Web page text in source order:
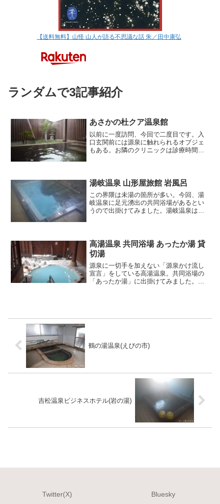
【送料無料】山怪 山人が語る不思議な話 朱／田中康弘
ランダムで3記事紹介
あさかの杜クア温泉館
以前に一度訪問、今回で二度目です。入
口玄関前には源泉に触れられるオブジェ
もある。お隣のクリニックは診療時間
いて一つは普通浴、もう片...
湯岐温泉 山形屋旅館 岩風呂
この界隈は未湯の箇所が多い。今回、湯
岐温泉に足元湧出の共同浴場があるとい
うので出掛けてみました。湯岐温泉は数
という事です。山形屋旅館...
高湯温泉 共同浴場 あったか湯 貸
切湯
源泉に一切手を加えない「源泉かけ流し
宣言」をしている高湯温泉。共同浴場の
「あったか湯」に出掛けてみました。再
鶴の湯温泉(えびの市)
吉松温泉ビジネスホテル(岩の湯)
Twitter(X) Bluesky